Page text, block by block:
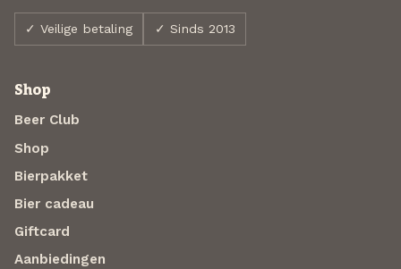
✓ Veilige betaling ✓ Sinds 2013
Shop
Beer Club
Shop
Bierpakket
Bier cadeau
Giftcard
Aanbiedingen